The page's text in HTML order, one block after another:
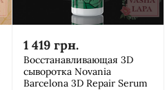
1 419 грн.
Восстанавливающая 3D
сыворотка Novania
Barcelona 3D Repair Serum